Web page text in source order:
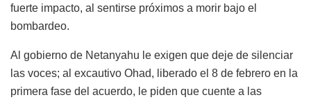
fuerte impacto, al sentirse próximos a morir bajo el
bombardeo.
Al gobierno de Netanyahu le exigen que deje de silenciar
las voces; al excautivo Ohad, liberado el 8 de febrero en la
primera fase del acuerdo, le piden que cuente a las